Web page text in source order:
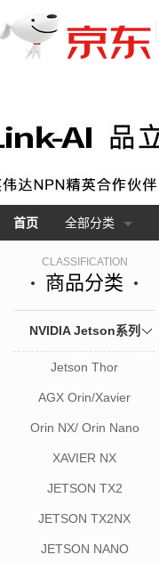
首页 全部分类
CLASSIFICATION
商品分类
NVIDIA Jetson系列
Jetson Thor
AGX Orin/Xavier
Orin NX/ Orin Nano
XAVIER NX
JETSON TX2
JETSON TX2NX
JETSON NANO